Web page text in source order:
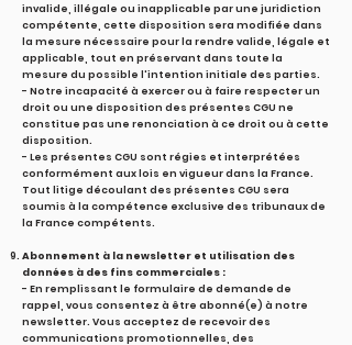
invalide, illégale ou inapplicable par une juridiction
compétente, cette disposition sera modifiée dans
la mesure nécessaire pour la rendre valide, légale et
applicable, tout en préservant dans toute la
mesure du possible l'intention initiale des parties.
- Notre incapacité à exercer ou à faire respecter un
droit ou une disposition des présentes CGU ne
constitue pas une renonciation à ce droit ou à cette
disposition.
- Les présentes CGU sont régies et interprétées
conformément aux lois en vigueur dans la France.
Tout litige découlant des présentes CGU sera
soumis à la compétence exclusive des tribunaux de
la France compétents.
Abonnement à la newsletter et utilisation des
données à des fins commerciales :
- En remplissant le formulaire de demande de
rappel, vous consentez à être abonné(e) à notre
newsletter. Vous acceptez de recevoir des
communications promotionnelles, des